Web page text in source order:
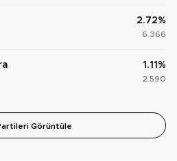
2.72%
6.366
1.11%
2.590
Görüntüle